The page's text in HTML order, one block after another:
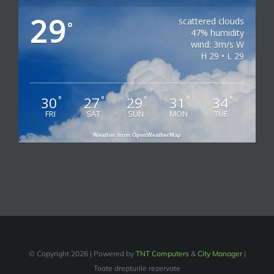
29°
scattered clouds
47% humidity
wind: 3m/s W
H 29 • L 29
30°
FRI
27°
SAT
29°
SUN
31 °
MON
34°
TUE
Weather from OpenWeatherMap
© Copyright 2026 | Powered by TNT Computers& City Manager|
Toate drepturile rezervate